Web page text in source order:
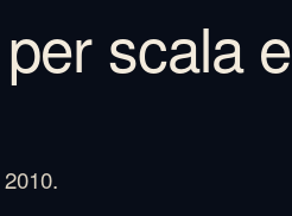
scala e